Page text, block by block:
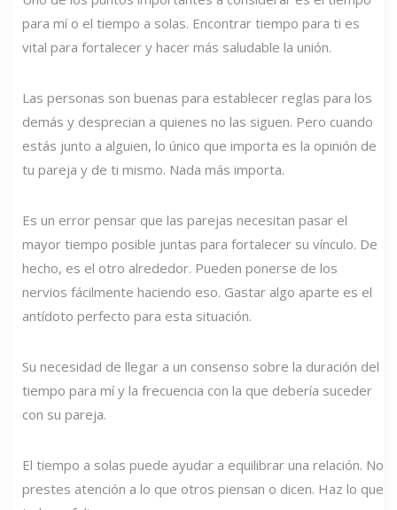
para mí o el tiempo a solas. Encontrar tiempo para ti es
vital para fortalecer y hacer más saludable la unión.
Las personas son buenas para establecer reglas para los
demás y desprecian a quienes no las siguen. Pero cuando
estás junto a alguien, lo único que importa es la opinión de
tu pareja y de ti mismo. Nada más importa.
Es un error pensar que las parejas necesitan pasar el
mayor tiempo posible juntas para fortalecer su vínculo. De
hecho, es el otro alrededor. Pueden ponerse de los
nervios fácilmente haciendo eso. Gastar algo aparte es el
antídoto perfecto para esta situación.
Su necesidad de llegar a un consenso sobre la duración del
tiempo para mí y la frecuencia con la que debería suceder
con su pareja.
El tiempo a solas puede ayudar a equilibrar una relación. No
prestes atención a lo que otros piensan o dicen. Haz lo que